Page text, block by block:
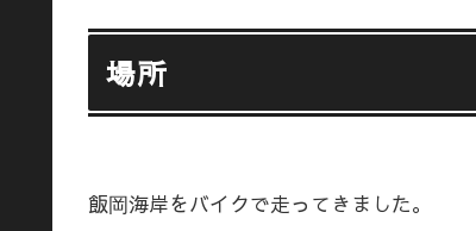
場所
飯岡海岸をバイクで走ってきました。